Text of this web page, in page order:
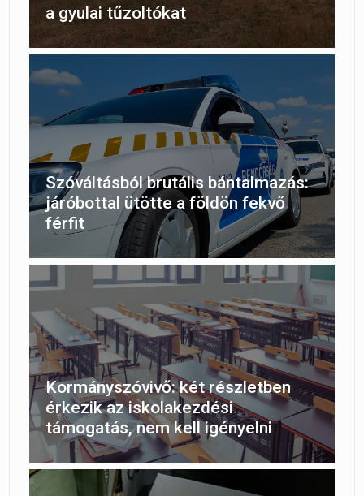
a gyulai tűzoltókat
Szóváltásból brutális bántalmazás:
járóbottal ütötte a földön fekvő
férfit
Kormányszóvivő: két részletben
érkezik az iskolakezdési
támogatás, nem kell igényelni